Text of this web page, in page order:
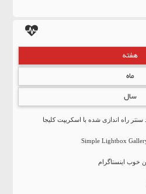
هفته
ماه
سال
راه اندازی شده با اسکریپت کلیجا
خوب اینستاگرام